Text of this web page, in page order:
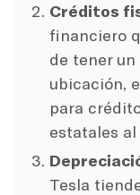
Créditos
financiero
de tener un
ubicación,
para
estatales
Tesla